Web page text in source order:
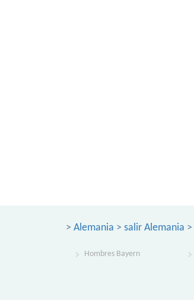
> Alemania > salir Alemania >
Hombres Bayern